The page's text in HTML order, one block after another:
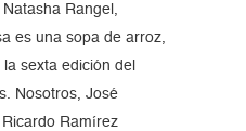
Rangel,
es una sopa de arroz,
sexta edición del
Nosotros, José
Ramírez